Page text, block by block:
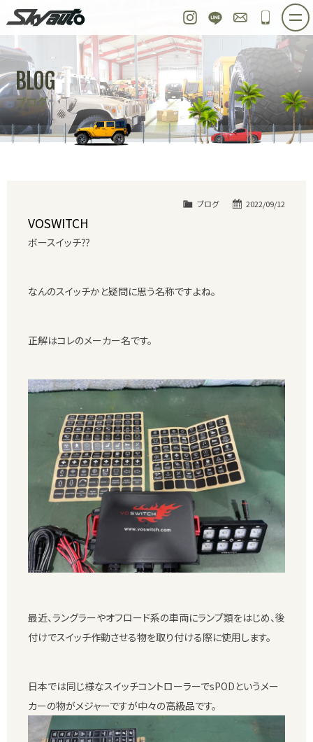
Instagram
LINE お問い合わせ
048-
ホーム 在庫車情報 ご購入プラン
整備作業実例 パーツ販売 買取＆オーダー
店舗紹介 工場紹介 会社概要
スタッフ紹介 求人情報 公式ブログ
BLOG
ブログ
2022/09/12
ブログ
VOSWITCH
ボースイッチ⁇
なんのスイッチかと疑問に思う名称ですよね。
正解はコレのメーカー名です。
最近、ラングラーやオフロード系の車両にランプ類をはじめ、後
付けでスイッチ作動させる物を取り付ける際に使用します。
日本では同じ様なスイッチコントローラーでsPODというメー
カーの物がメジャーですが中々の高級品です。